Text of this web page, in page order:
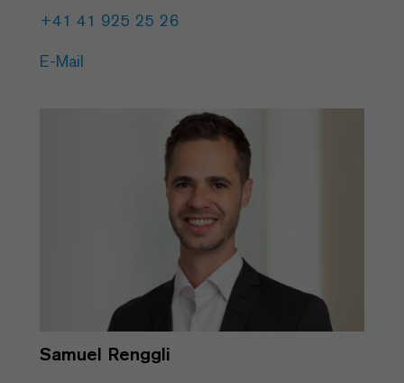
+41 41 925 25 26
E-Mail
Samuel Renggli